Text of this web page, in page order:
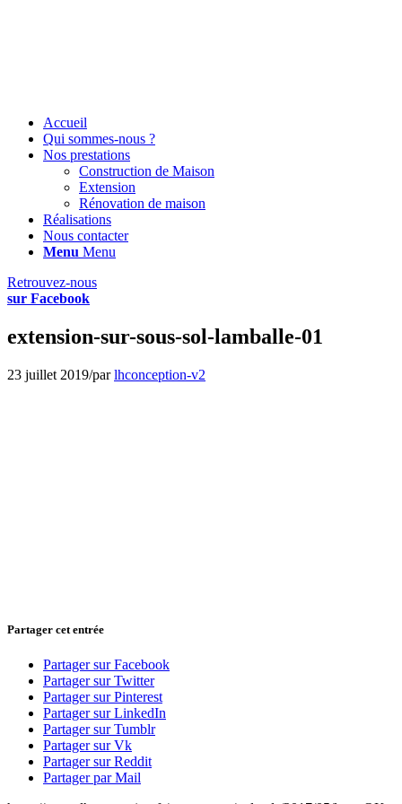
Accueil
Qui sommes-nous ?
Nos prestations
Construction de Maison
Extension
Rénovation de maison
Réalisations
Nous contacter
Menu Menu
Retrouvez-nous
sur Facebook
extension-sur-sous-sol-lamballe-01
23 juillet 2019/parlhconception-v2
Partager cet entrée
Partager sur Facebook
Partager sur Twitter
Partager sur Pinterest
Partager sur LinkedIn
Partager sur Tumblr
Partager sur Vk
Partager sur Reddit
Partager par Mail